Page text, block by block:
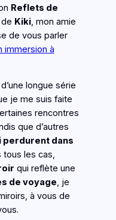
Reflets de
Kiki, mon amie
de vous parler
immersion à
longue série
je me suis faite
rencontres
que d’autres
perdurent dans
tous les cas,
qui reflète une
de voyage, je
à vous de